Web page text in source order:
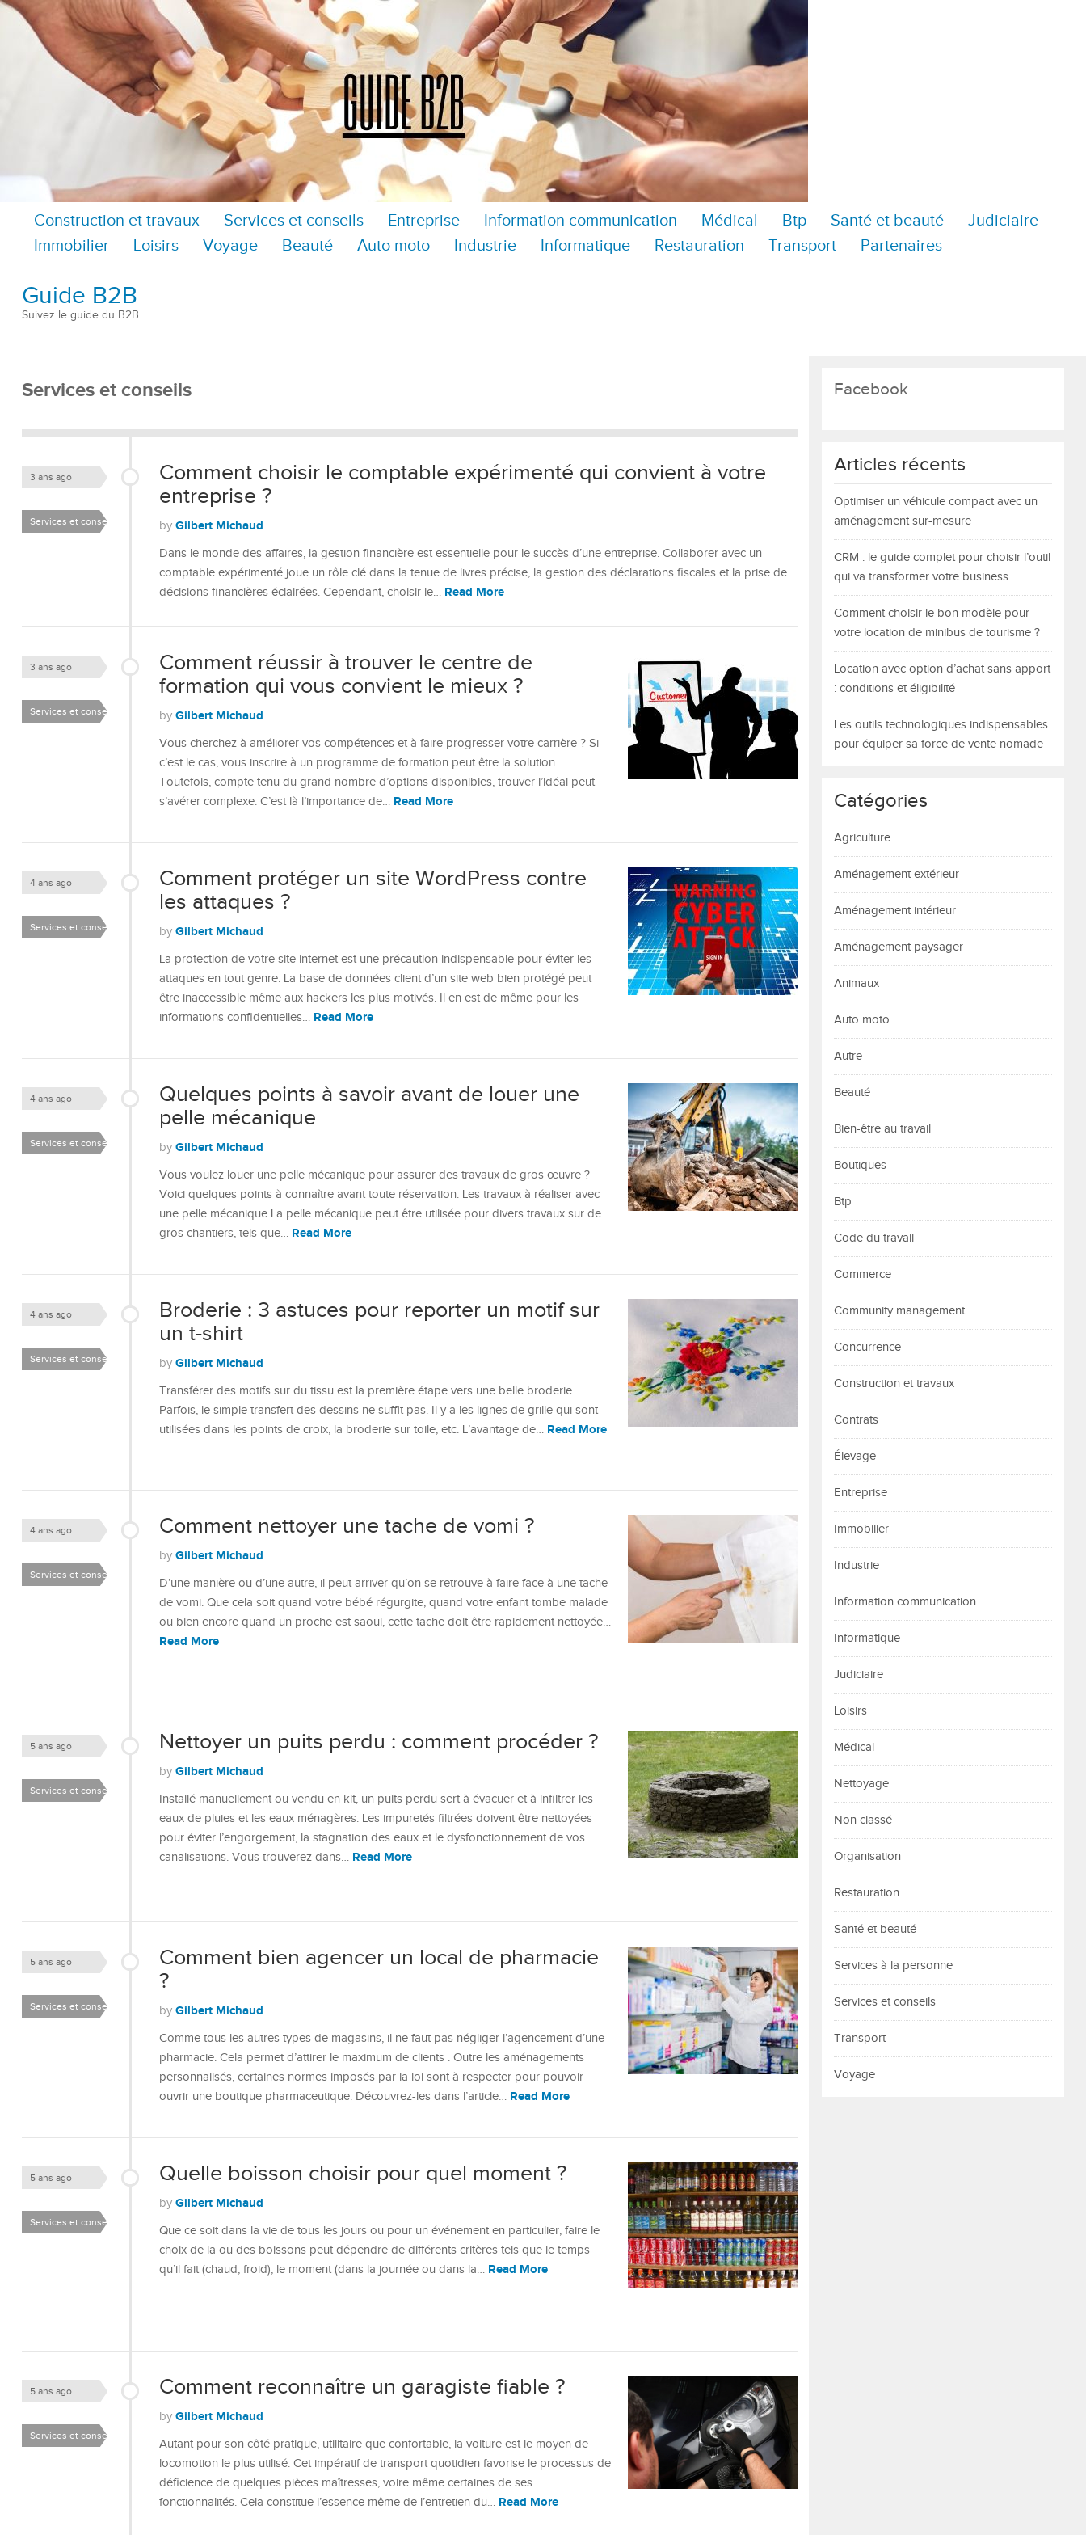
Construction et travaux Services et conseils Entreprise Information communication Médical Btp Santé et beauté
Judiciaire
Immobilier
Loisirs Voyage Beauté Auto moto Industrie Informatique Restauration Transport Partenaires
Guide B2B
Suivez le guide du B2B
Services et conseils
Comment choisir le comptable expérimenté qui convient à votre
entreprise ?
3 ans ago
by Gilbert Michaud
Services et conseils
Dans le monde des affaires, la gestion financière est essentielle pour le succès d’une entreprise. Collaborer avec un
comptable expérimenté joue un rôle clé dans la tenue de livres précise, la gestion des déclarations fiscales et la prise de
décisions financières éclairées. Cependant, choisir le… Read More
Comment réussir à trouver le centre de
formation qui vous convient le mieux ?
3 ans ago
by Gilbert Michaud
Services et conseils
Vous cherchez à améliorer vos compétences et à faire progresser votre carrière ? Si
c’est le cas, vous inscrire à un programme de formation peut être la solution.
Toutefois, compte tenu du grand nombre d’options disponibles, trouver l’idéal peut
s’avérer complexe. C’est là l’importance de… Read More
Comment protéger un site WordPress contre
les attaques ?
4 ans ago
by Gilbert Michaud
Services et conseils
La protection de votre site internet est une précaution indispensable pour éviter les
attaques en tout genre. La base de données client d’un site web bien protégé peut
être inaccessible même aux hackers les plus motivés. Il en est de même pour les
informations confidentielles… Read More
Quelques points à savoir avant de louer une
pelle mécanique
4 ans ago
by Gilbert Michaud
Services et conseils
Vous voulez louer une pelle mécanique pour assurer des travaux de gros œuvre ?
Voici quelques points à connaître avant toute réservation. Les travaux à réaliser avec
une pelle mécanique La pelle mécanique peut être utilisée pour divers travaux sur de
gros chantiers, tels que… Read More
Broderie : 3 astuces pour reporter un motif sur
un t-shirt
4 ans ago
by Gilbert Michaud
Services et conseils
Transférer des motifs sur du tissu est la première étape vers une belle broderie.
Parfois, le simple transfert des dessins ne suffit pas. Il y a les lignes de grille qui sont
utilisées dans les points de croix, la broderie sur toile, etc. L’avantage de… Read More
Comment nettoyer une tache de vomi ?
4 ans ago
by Gilbert Michaud
Services et conseils
D’une manière ou d’une autre, il peut arriver qu’on se retrouve à faire face à une tache
de vomi. Que cela soit quand votre bébé régurgite, quand votre enfant tombe malade
ou bien encore quand un proche est saoul, cette tache doit être rapidement nettoyée…
Read More
Nettoyer un puits perdu : comment procéder ?
5 ans ago
by Gilbert Michaud
Services et conseils
Installé manuellement ou vendu en kit, un puits perdu sert à évacuer et à infiltrer les
eaux de pluies et les eaux ménagères. Les impuretés filtrées doivent être nettoyées
pour éviter l’engorgement, la stagnation des eaux et le dysfonctionnement de vos
canalisations. Vous trouverez dans… Read More
Comment bien agencer un local de pharmacie
?
5 ans ago
by Gilbert Michaud
Services et conseils
Comme tous les autres types de magasins, il ne faut pas négliger l’agencement d’une
pharmacie. Cela permet d’attirer le maximum de clients . Outre les aménagements
personnalisés, certaines normes imposés par la loi sont à respecter pour pouvoir
ouvrir une boutique pharmaceutique. Découvrez-les dans l’article… Read More
Quelle boisson choisir pour quel moment ?
5 ans ago
by Gilbert Michaud
Services et conseils
Que ce soit dans la vie de tous les jours ou pour un événement en particulier, faire le
choix de la ou des boissons peut dépendre de différents critères tels que le temps
qu’il fait (chaud, froid), le moment (dans la journée ou dans la… Read More
Comment reconnaître un garagiste fiable ?
5 ans ago
by Gilbert Michaud
Services et conseils
Autant pour son côté pratique, utilitaire que confortable, la voiture est le moyen de
locomotion le plus utilisé. Cet impératif de transport quotidien favorise le processus de
déficience de quelques pièces maîtresses, voire même certaines de ses
fonctionnalités. Cela constitue l’essence même de l’entretien du… Read More
Facebook
Articles récents
Optimiser un véhicule compact avec un
aménagement sur-mesure
CRM : le guide complet pour choisir l’outil
qui va transformer votre business
Comment choisir le bon modèle pour
votre location de minibus de tourisme ?
Location avec option d’achat sans apport
: conditions et éligibilité
Les outils technologiques indispensables
pour équiper sa force de vente nomade
Catégories
Agriculture
Aménagement extérieur
Aménagement intérieur
Aménagement paysager
Animaux
Auto moto
Autre
Beauté
Bien-être au travail
Boutiques
Btp
Code du travail
Commerce
Community management
Concurrence
Construction et travaux
Contrats
Élevage
Entreprise
Immobilier
Industrie
Information communication
Informatique
Judiciaire
Loisirs
Médical
Nettoyage
Non classé
Organisation
Restauration
Santé et beauté
Services à la personne
Services et conseils
Transport
Voyage